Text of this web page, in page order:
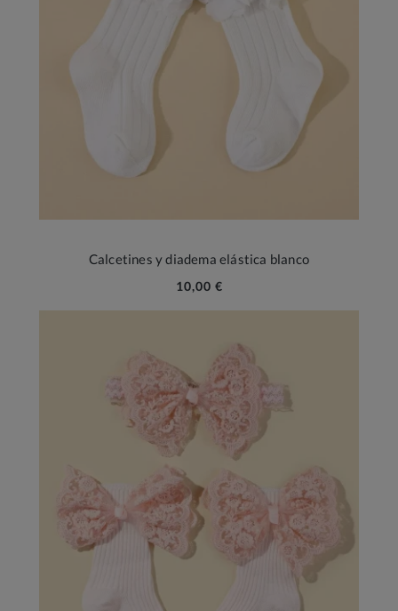
Calcetines y diadema elástica blanco
10,00 €